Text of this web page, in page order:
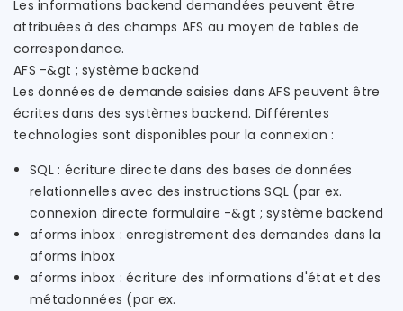
Les informations backend demandées peuvent être
attribuées à des champs AFS au moyen de tables de
correspondance.
AFS -&gt ; système backend
Les données de demande saisies dans AFS peuvent être
écrites dans des systèmes backend. Différentes
technologies sont disponibles pour la connexion :
SQL : écriture directe dans des bases de données
relationnelles avec des instructions SQL (par ex.
connexion directe formulaire -&gt ; système backend
aforms inbox : enregistrement des demandes dans la
aforms inbox
aforms inbox : écriture des informations d'état et des
métadonnées (par ex.